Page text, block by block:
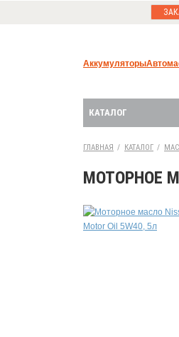
Аккумуляторы
КАТАЛОГ
ГЛАВНАЯ / КАТАЛОГ /
МОТОРНОЕ